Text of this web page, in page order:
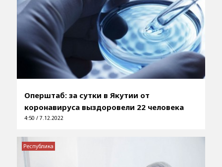
Оперштаб: за сутки в Якутии от
коронавируса выздоровели 22 человека
4:50 / 7.12.2022
Республика